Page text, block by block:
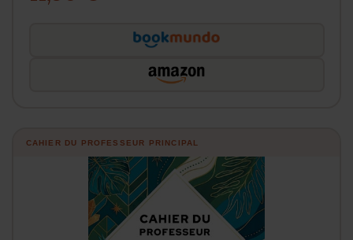
CAHIER DU PROFESSEUR PRINCIPAL